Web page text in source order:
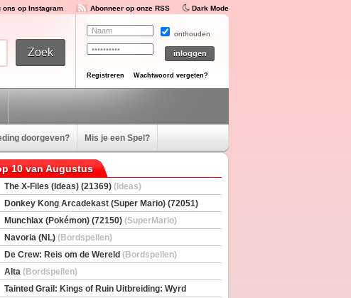
ons op Instagram Abonneer op onze RSS Dark Mode
onthouden
Registreren Wachtwoord vergeten?
doorgeven? Mis je een Spel?
10 van Augustus
The X-Files (Ideas) (21369) (Ideas)
Donkey Kong Arcadekast (Super Mario) (72051)
Munchlax (Pokémon) (72150) (SuperMario)
Navoria (NL) (Bordspellen)
De Crew: Reis om de Wereld (Bordspellen)
Alta (Bordspellen)
Tainted Grail: Kings of Ruin Uitbreiding: Wyrd